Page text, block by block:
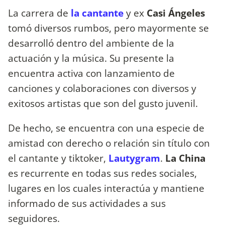
La carrera de la cantantey ex Casi Ángeles
tomó diversos rumbos, pero mayormente se
desarrolló dentro del ambiente de la
actuación y la música. Su presente la
encuentra activa con lanzamiento de
canciones y colaboraciones con diversos y
exitosos artistas que son del gusto juvenil.
De hecho, se encuentra con una especie de
amistad con derecho o relación sin título con
el cantante y tiktoker, Lautygram. La China
es recurrente en todas sus redes sociales,
lugares en los cuales interactúa y mantiene
informado de sus actividades a sus
seguidores.